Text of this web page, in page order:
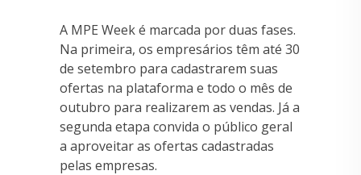
A MPE Week é marcada por duas fases.
Na primeira, os empresários têm até 30
de setembro para cadastrarem suas
ofertas na plataforma e todo o mês de
outubro para realizarem as vendas. Já a
segunda etapa convida o público geral
a aproveitar as ofertas cadastradas
pelas empresas.